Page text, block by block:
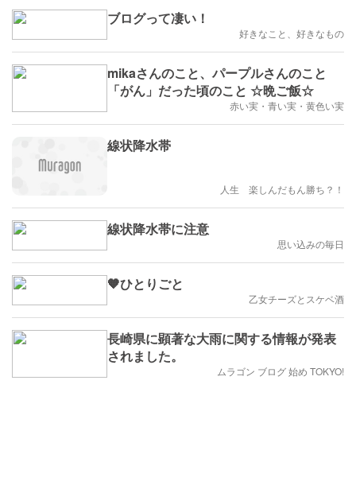
ブログって凄い！
好きなこと、好きなもの
mikaさんのこと、パープルさんのこと
「がん」だった頃のこと ☆晩ご飯☆
赤い実・青い実・黄色い実
線状降水帯
人生 楽しんだもん勝ち？！
線状降水帯に注意
思い込みの毎日
🧡ひとりごと
乙女チーズとスケベ酒
長崎県に顕著な大雨に関する情報が発表
されました。
ムラゴン ブログ 始め TOKYO!